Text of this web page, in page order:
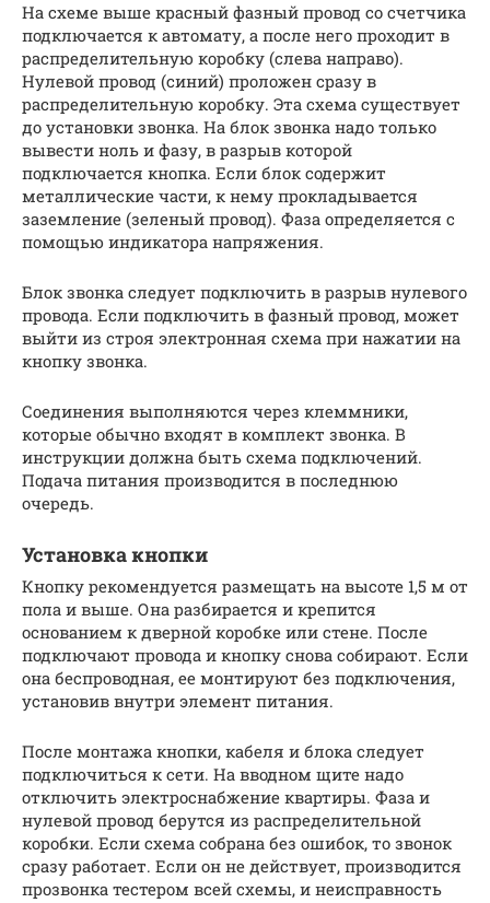
На схеме выше красный фазный провод со счетчика
подключается к автомату, а после него проходит в
распределительную коробку (слева направо).
Нулевой провод (синий) проложен сразу в
распределительную коробку. Эта схема существует
до установки звонка. На блок звонка надо только
вывести ноль и фазу, в разрыв которой
подключается кнопка. Если блок содержит
металлические части, к нему прокладывается
заземление (зеленый провод). Фаза определяется с
помощью индикатора напряжения.
Блок звонка следует подключить в разрыв нулевого
провода. Если подключить в фазный провод, может
выйти из строя электронная схема при нажатии на
кнопку звонка.
Соединения выполняются через клеммники,
которые обычно входят в комплект звонка. В
инструкции должна быть схема подключений.
Подача питания производится в последнюю
очередь.
Установка кнопки
Кнопку рекомендуется размещать на высоте 1,5 м от
пола и выше. Она разбирается и крепится
основанием к дверной коробке или стене. После
подключают провода и кнопку снова собирают. Если
она беспроводная, ее монтируют без подключения,
установив внутри элемент питания.
После монтажа кнопки, кабеля и блока следует
подключиться к сети. На вводном щите надо
отключить электроснабжение квартиры. Фаза и
нулевой провод берутся из распределительной
коробки. Если схема собрана без ошибок, то звонок
сразу работает. Если он не действует, производится
прозвонка тестером всей схемы, и неисправность